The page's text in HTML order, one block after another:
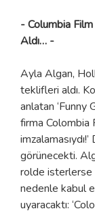
- Columbia Film
Aldı… -
Ayla Algan,
teklifleri aldı.
anlatan ‘Funny
firma Colombia
görünecekti.
rolde isterlerse
nedenle kabul
uyaracaktı: